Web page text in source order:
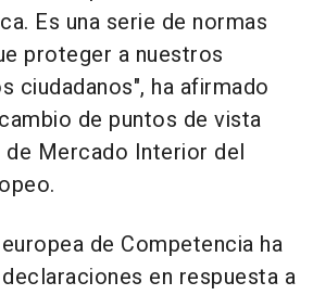
Es una serie de normas
proteger a nuestros
ciudadanos", ha afirmado
de puntos de vista
Mercado Interior del
de Competencia ha
en respuesta a